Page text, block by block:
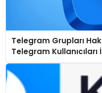
Telegram Grupları
Telegram
Rehberi